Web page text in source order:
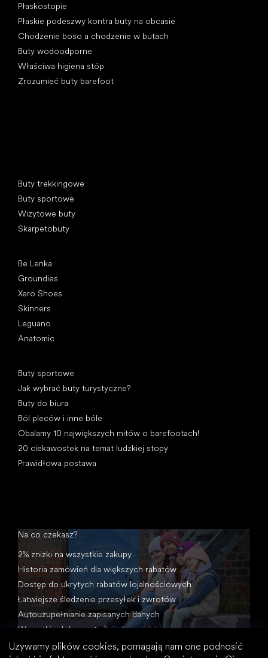
Używamy plików cookies, pomagają nam one podnosić
Płaskostopie
Płaskie podeszwy kontra buty na obcasie
Chodzenie boso a chodzenie w butach
Buty wodoodporne
Właściwa higiena stóp
Zrozumieć buty barefoot
Buty trekkingowe
Buty sportowe
Wizytowe buty
Skarpetobuty
Be Lenka
Groundies
Xero Shoes
Skinners
Leguano
Anatomic
Buty sportowe
Jak wybrać buty turystyczne?
Buty do biura
Ból pleców i inne bóle
Obalamy 10 największych mitów o barefootach!
20 ciekawostek na temat ludzkiej stopy
Prawidłowa postawa
Na co czekasz?
2% zniżki na wszystkie zakupy
Historia zamówień dla większych rabatów
Dostęp do ukrytych rabatów lojalnościowych
Łatwiejsze śledzenie przesyłek i zwrotów
Autouzupełnianie zapisanych danych
Wszystkie dokumenty w jednym miejscu